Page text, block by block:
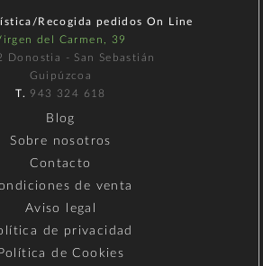
Recogida pedidos On Line
del Carmen, 39
Donostia - San Sebastián
Guipúzcoa
T. 943 324 618
Blog
Sobre nosotros
Contacto
de venta
Aviso legal
de privacidad
Política de Cookies